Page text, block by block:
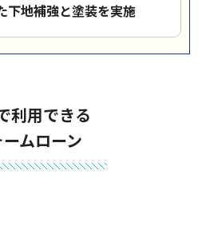
下地補強と塗装を実施
利用できる
ームローン